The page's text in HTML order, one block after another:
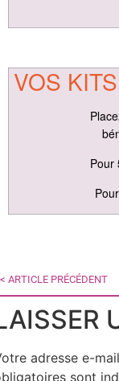
VOS
Pour
Pour
< ARTICLE PRÉCÉDENT
adresse e-
sont